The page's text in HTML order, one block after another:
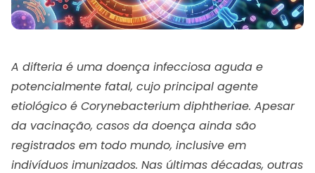
A difteria é uma doença infecciosa aguda e
potencialmente fatal, cujo principal agente
etiológico é Corynebacterium diphtheriae. Apesar
da vacinação, casos da doença ainda são
registrados em todo mundo, inclusive em
indivíduos imunizados. Nas últimas décadas, outras